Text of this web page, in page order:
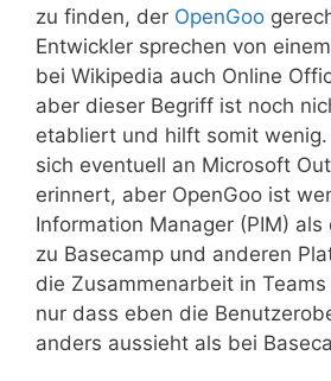
zu finden, der OpenGoo
Entwickler sprechen von einem
bei Wikipedia auch Online
aber dieser Begriff ist noch
etabliert und hilft somit
sich eventuell an Microsoft
erinnert, aber OpenGoo ist
Information Manager (PIM)
zu Basecamp und anderen
die Zusammenarbeit in
nur dass eben die
anders aussieht als bei